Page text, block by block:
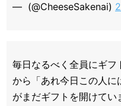
— ㅤ (@CheeseSakenai)
毎日なるべく全員にギ
から「あれ今日この人に
がまだギフトを開けて